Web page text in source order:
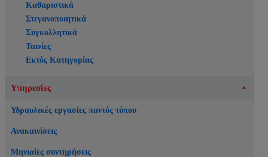
Καθαριστικά
Στεγανοποιητικά
Συγκολλητικά
Ταινίες
Εκτός Κατηγορίας
Υπηρεσίες
Υδραυλικές εργασίες παντός τύπου
Ανακαινίσεις
Μηνιαίες συντηρήσεις